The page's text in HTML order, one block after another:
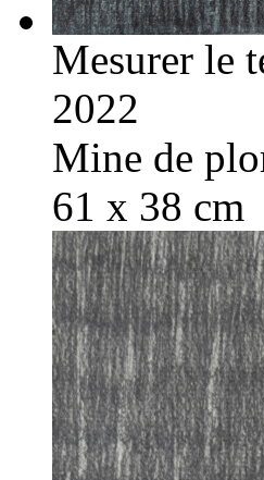
Mesurer le
2022
Mine de
61 x 38 cm